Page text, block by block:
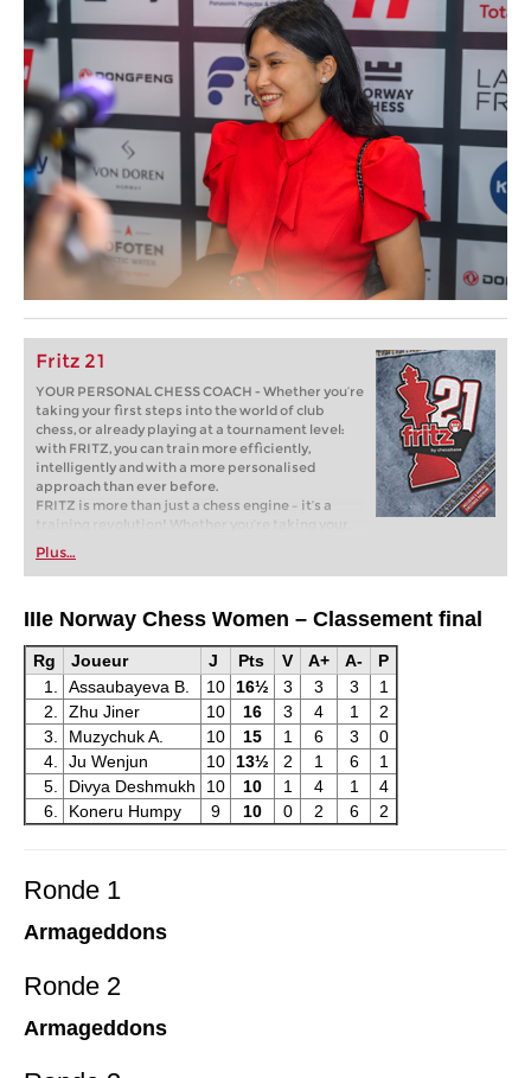
Fritz 21
YOUR PERSONAL CHESS COACH - Whether you’re
taking your first steps into the world of club
chess, or already playing at a tournament level:
with FRITZ, you can train more efficiently,
intelligently and with a more personalised
approach than ever before.
FRITZ is more than just a chess engine – it’s a
training revolution! Whether you’re taking your
first steps into the world of club chess, or already
playing at a tournament level: with FRITZ, you can
train more efficiently, intelligently and with a
* COMPETE AGAINST LEGENDS
UNDER TIME PRESSURE!
* STYLE SIMULATION AT THE HIGHEST LEVEL
* EVEN STRONGER. EVEN MORE BEAUTIFUL.
EVEN MORE DIRECT.
Plus…
IIIe Norway Chess Women – Classement final
Rg Joueur J Pts V A+ A-
P
1.
Assaubayeva B. 10 16½ 3 3 3
1
2.
Zhu Jiner 10 16 3 4 1
2
3.
Muzychuk A. 10 15 1 6 3
0
4.
Ju Wenjun 10 13½ 2 1 6
1
5.
Divya Deshmukh 10 10 1 4 1
4
6.
Koneru Humpy 9 10 0 2 6 2
Ronde 1
Armageddons
Ronde 2
Armageddons